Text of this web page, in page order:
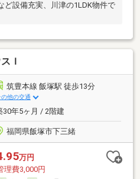
ど設備充実、川津の1LDK物件で
Ｉ
筑豊本線 飯塚駅 徒歩13分
の他の交通
30年5ヶ月 / 2階建
福岡県飯塚市下三緒
万円
理費3,000円